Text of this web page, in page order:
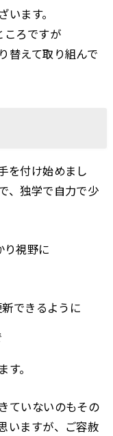
ます。
ころですが
替えて取り組んで
を付け始めまし
、独学で自力で少
視野に
できるように
。
ていないのもその
いますが、ご容赦